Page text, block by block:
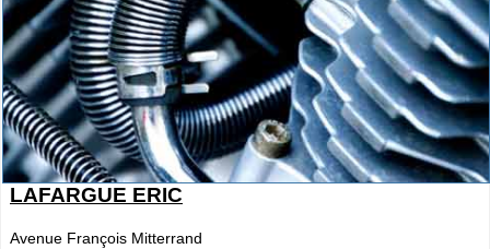
LAFARGUE ERIC
Avenue François Mitterrand